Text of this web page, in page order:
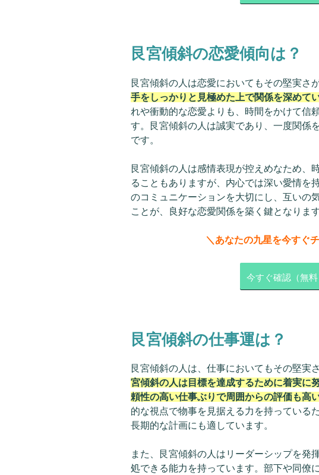
艮宮傾斜の恋愛傾向は？
艮宮傾斜の人は恋愛においてもその堅実さ
手をしっかりと見極めた上で関係を深めてい
れや衝動的な恋愛よりも、時間をかけて信
す。艮宮傾斜の人は誠実であり、一度関係
です。
艮宮傾斜の人は感情表現が控えめなため、
ることもありますが、内心では深い愛情を
のコミュニケーションを大切にし、互いの
ことが、良好な恋愛関係を築く鍵となります
＼あなたの九星を今すぐ
今すぐ確認（無料
艮宮傾斜の仕事運は？
艮宮傾斜の人は、仕事においてもその堅実
宮傾斜の人は目標を達成するために着実に
頼性の高い仕事ぶりで周囲からの評価も高
的な視点で物事を見据える力を持っている
長期的な計画にも適しています。
また、艮宮傾斜の人はリーダーシップを発
処できる能力を持っています。部下や同僚